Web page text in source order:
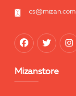
cs@mizan.com
Mizanstore